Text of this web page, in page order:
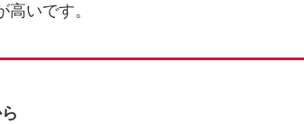
いです。